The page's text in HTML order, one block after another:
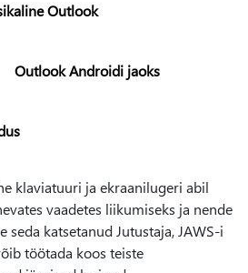
Outlook
Outlook Androidi jaoks
klaviatuuri ja ekraanilugeri abil
vaadetes liikumiseks ja nende
seda katsetanud Jutustaja, JAWS-i
töötada koos teiste